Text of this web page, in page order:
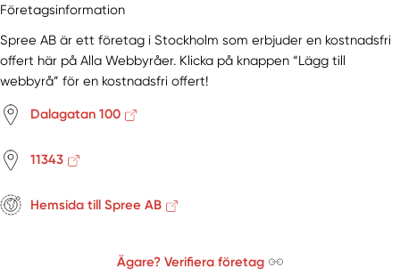
Företagsinformation
Spree AB är ett företag i Stockholm som erbjuder en kostnadsfri
offert här på Alla Webbyråer. Klicka på knappen “Lägg till
webbyrå” för en kostnadsfri offert!
Dalagatan 100
11343
Hemsida till Spree AB
Ägare? Verifiera företag